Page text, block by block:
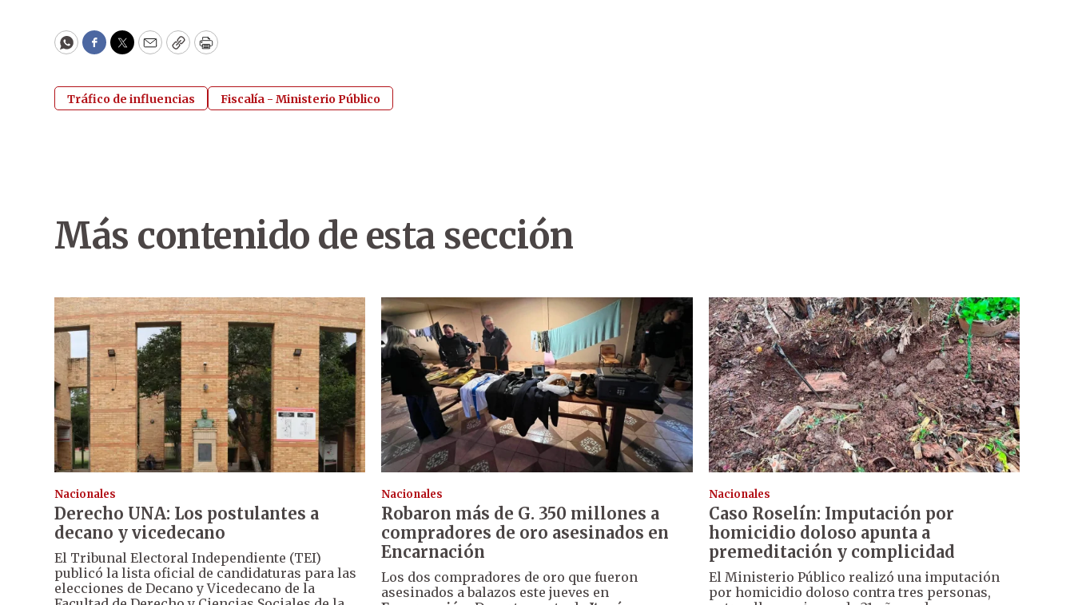
WhatsApp
Facebook
Twitter
EmailCopyPrint
Tráfico de influencias Fiscalía - Ministerio Público
Más contenido de esta sección
Nacionales
Derecho UNA: Los postulantes a
decano y vicedecano
El Tribunal Electoral Independiente (TEI)
publicó la lista oficial de candidaturas para las
elecciones de Decano y Vicedecano de la
Nacionales
Robaron más de G. 350 millones a
compradores de oro asesinados en
Encarnación
Los dos compradores de oro que fueron
asesinados a balazos este jueves en
Nacionales
Caso Roselín: Imputación por
homicidio doloso apunta a
premeditación y complicidad
El Ministerio Público realizó una imputación
por homicidio doloso contra tres personas,